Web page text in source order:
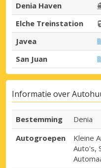
Denia Haven
Elche Treinstation
Javea
San Juan
Informatie over
Bestemming
Denia
Autogroepen
Kleine
Auto's,